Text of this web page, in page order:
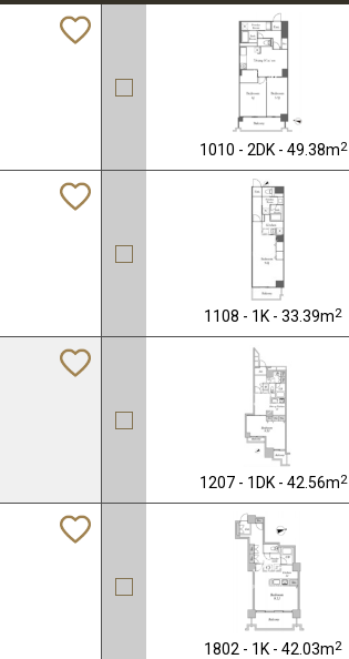
1010 - 2DK - 49.38m2
1108 - 1K - 33.39m2
1207 - 1DK - 42.56m2
1802 - 1K - 42.03m2